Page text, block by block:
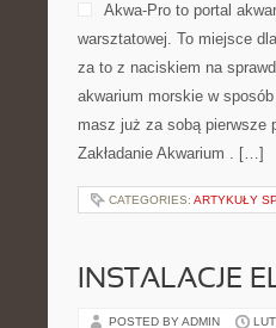
Akwa-Pro to portal
warsztatowej. To miejsce
za to z naciskiem na
akwarium morskie w
masz już za sobą pierwsze
Zakładanie Akwarium . […]
CATEGORIES: ARTYKUŁY
INSTALACJE
POSTED BY ADMIN